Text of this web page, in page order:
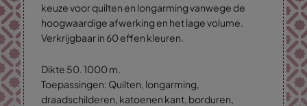
keuze voor quilten en longarming vanwege de
hoogwaardige afwerking en het lage volume.
Verkrijgbaar in 60 effen kleuren.
Dikte 50. 1000 m.
Toepassingen: Quilten, longarming,
draadschilderen, katoenen kant, borduren,